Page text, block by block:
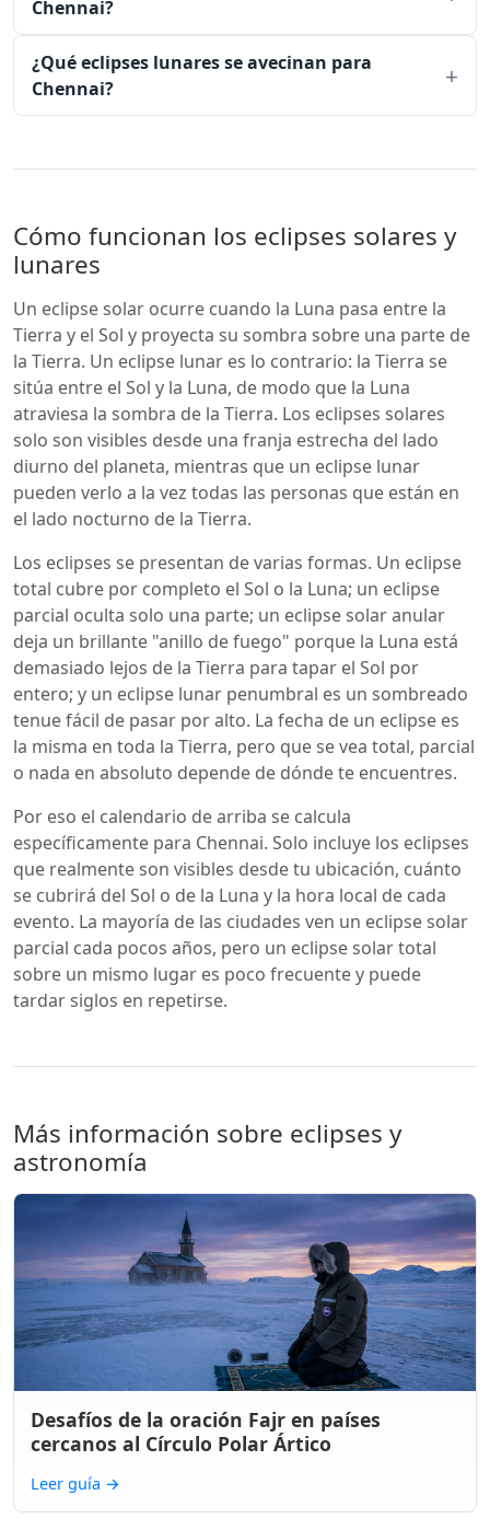
Chennai?
¿Qué eclipses lunares se avecinan para
Chennai?
Cómo funcionan los eclipses solares y
lunares
Un eclipse solar ocurre cuando la Luna pasa entre la
Tierra y el Sol y proyecta su sombra sobre una parte de
la Tierra. Un eclipse lunar es lo contrario: la Tierra se
sitúa entre el Sol y la Luna, de modo que la Luna
atraviesa la sombra de la Tierra. Los eclipses solares
solo son visibles desde una franja estrecha del lado
diurno del planeta, mientras que un eclipse lunar
pueden verlo a la vez todas las personas que están en
el lado nocturno de la Tierra.
Los eclipses se presentan de varias formas. Un eclipse
total cubre por completo el Sol o la Luna; un eclipse
parcial oculta solo una parte; un eclipse solar anular
deja un brillante "anillo de fuego" porque la Luna está
demasiado lejos de la Tierra para tapar el Sol por
entero; y un eclipse lunar penumbral es un sombreado
tenue fácil de pasar por alto. La fecha de un eclipse es
la misma en toda la Tierra, pero que se vea total, parcial
o nada en absoluto depende de dónde te encuentres.
Por eso el calendario de arriba se calcula
específicamente para Chennai. Solo incluye los eclipses
que realmente son visibles desde tu ubicación, cuánto
se cubrirá del Sol o de la Luna y la hora local de cada
evento. La mayoría de las ciudades ven un eclipse solar
parcial cada pocos años, pero un eclipse solar total
sobre un mismo lugar es poco frecuente y puede
tardar siglos en repetirse.
Más información sobre eclipses y
astronomía
Desafíos de la oración Fajr en países
cercanos al Círculo Polar Ártico
Leer guía →